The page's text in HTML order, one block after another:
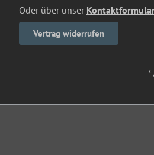
Oder über unser
Vertrag widerrufen
*